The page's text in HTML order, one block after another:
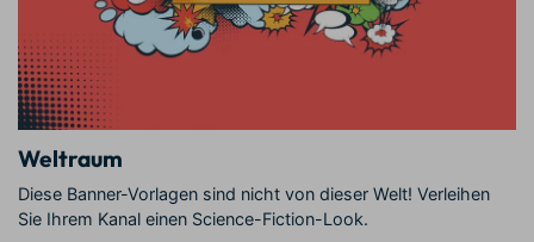
Weltraum
Diese Banner-Vorlagen sind nicht von dieser Welt! Verleihen
Sie Ihrem Kanal einen Science-Fiction-Look.